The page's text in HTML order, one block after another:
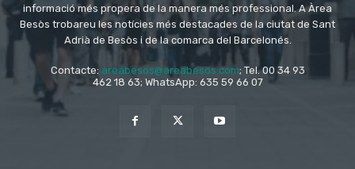
informació més propera de la manera més professional. A Àrea
Besòs trobareu les notícies més destacades de la ciutat de Sant
Adrià de Besòs i de la comarca del Barcelonés.
Contacte: areabesos@areabesos.com; Tel. 00 34 93
462 18 63; WhatsApp: 635 59 66 07